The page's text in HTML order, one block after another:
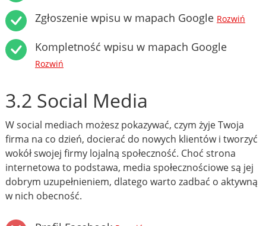
Zgłoszenie wpisu w mapach Google Rozwiń
Kompletność wpisu w mapach Google
Rozwiń
3.2 Social Media
W social mediach możesz pokazywać, czym żyje Twoja
firma na co dzień, docierać do nowych klientów i tworzyć
wokół swojej firmy lojalną społeczność. Choć strona
internetowa to podstawa, media społecznościowe są jej
dobrym uzupełnieniem, dlatego warto zadbać o aktywną
w nich obecność.